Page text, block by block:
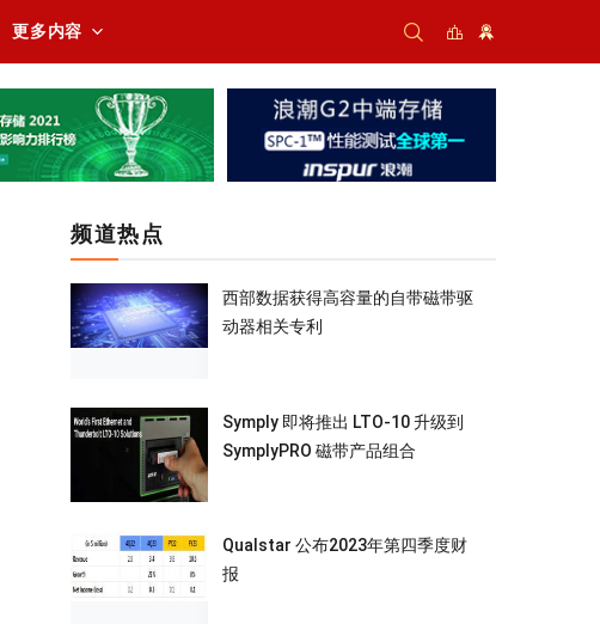
更多内容
频道热点
西部数据获得高容量的自带磁带驱
动器相关专利
Symply 即将推出 LTO-10 升级到
SymplyPRO 磁带产品组合
Qualstar 公布2023年第四季度财
报